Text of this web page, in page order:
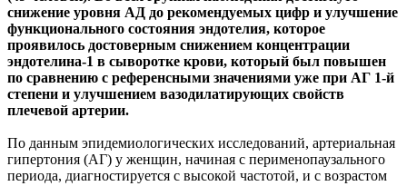
снижение уровня АД до рекомендуемых цифр и улучшение
функционального состояния эндотелия, которое
проявилось достоверным снижением концентрации
эндотелина-1 в сыворотке крови, который был повышен
по сравнению с референсными значениями уже при АГ 1-й
степени и улучшением вазодилатирующих свойств
плечевой артерии.
По данным эпидемиологических исследований, артериальная
гипертония (АГ) у женщин, начиная с перименопаузального
периода, диагностируется с высокой частотой, и с возрастом